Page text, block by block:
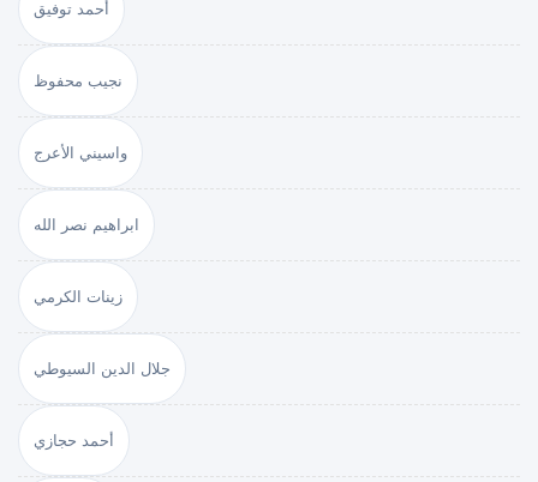
أحمد توفيق
نجيب محفوظ
واسيني الأعرج
ابراهيم نصر الله
زينات الكرمي
جلال الدين السيوطي
أحمد حجازي